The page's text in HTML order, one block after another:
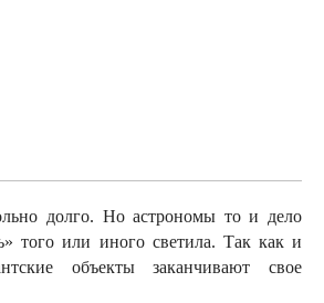
долго. Но астрономы то и дело
того или иного светила. Так как и
объекты заканчивают свое